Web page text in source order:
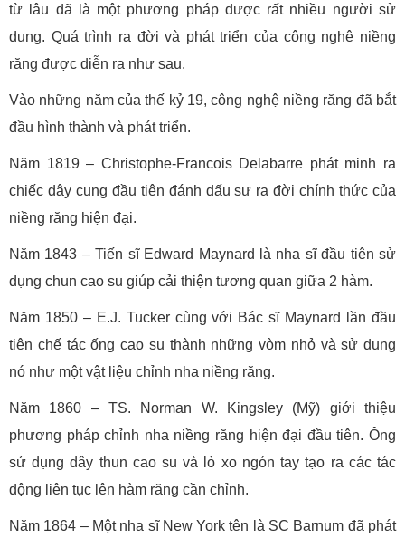
từ lâu đã là một phương pháp được rất nhiều người sử
dụng. Quá trình ra đời và phát triển của công nghệ niềng
răng được diễn ra như sau.
Vào những năm của thế kỷ 19, công nghệ niềng răng đã bắt
đầu hình thành và phát triển.
Năm 1819 – Christophe-Francois Delabarre phát minh ra
chiếc dây cung đầu tiên đánh dấu sự ra đời chính thức của
niềng răng hiện đại.
Năm 1843 – Tiến sĩ Edward Maynard là nha sĩ đầu tiên sử
dụng chun cao su giúp cải thiện tương quan giữa 2 hàm.
Năm 1850 – E.J. Tucker cùng với Bác sĩ Maynard lần đầu
tiên chế tác ống cao su thành những vòm nhỏ và sử dụng
nó như một vật liệu chỉnh nha niềng răng.
Năm 1860 – TS. Norman W. Kingsley (Mỹ) giới thiệu
phương pháp chỉnh nha niềng răng hiện đại đầu tiên. Ông
sử dụng dây thun cao su và lò xo ngón tay tạo ra các tác
động liên tục lên hàm răng cần chỉnh.
Năm 1864 – Một nha sĩ New York tên là SC Barnum đã phát